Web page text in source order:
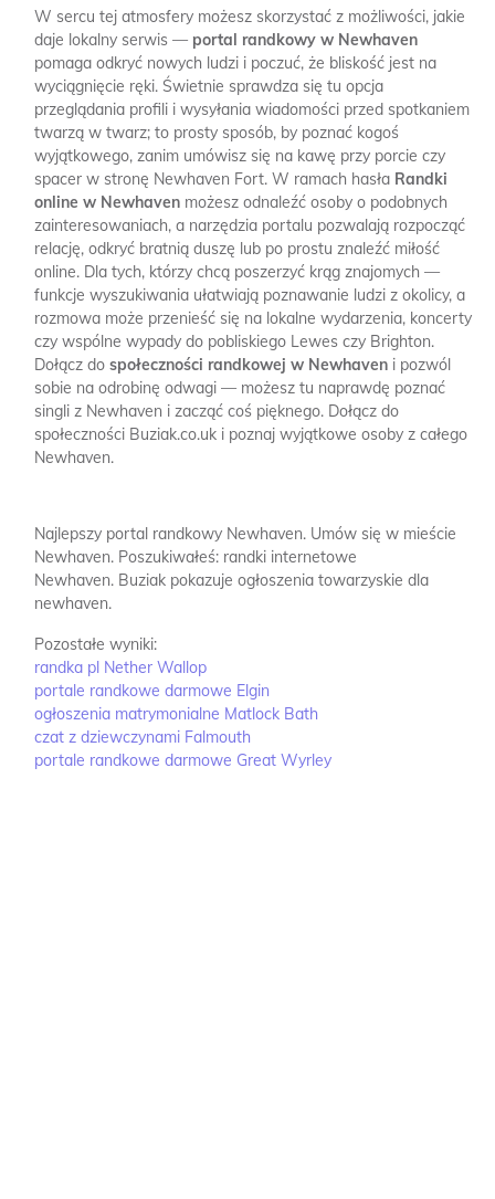
W sercu tej atmosfery możesz skorzystać z możliwości, jakie
daje lokalny serwis — portal randkowy w Newhaven
pomaga odkryć nowych ludzi i poczuć, że bliskość jest na
wyciągnięcie ręki. Świetnie sprawdza się tu opcja
przeglądania profili i wysyłania wiadomości przed spotkaniem
twarzą w twarz; to prosty sposób, by poznać kogoś
wyjątkowego, zanim umówisz się na kawę przy porcie czy
spacer w stronę Newhaven Fort. W ramach hasła Randki
online w Newhaven możesz odnaleźć osoby o podobnych
zainteresowaniach, a narzędzia portalu pozwalają rozpocząć
relację, odkryć bratnią duszę lub po prostu znaleźć miłość
online. Dla tych, którzy chcą poszerzyć krąg znajomych —
funkcje wyszukiwania ułatwiają poznawanie ludzi z okolicy, a
rozmowa może przenieść się na lokalne wydarzenia, koncerty
czy wspólne wypady do pobliskiego Lewes czy Brighton.
Dołącz do społeczności randkowej w Newhaven i pozwól
sobie na odrobinę odwagi — możesz tu naprawdę poznać
singli z Newhaven i zacząć coś pięknego. Dołącz do
społeczności Buziak.co.uk i poznaj wyjątkowe osoby z całego
Newhaven.
Najlepszy portal randkowy Newhaven. Umów się w mieście
Newhaven. Poszukiwałeś: randki internetowe
Newhaven. Buziak pokazuje ogłoszenia towarzyskie dla
newhaven.
Pozostałe wyniki:
randka pl Nether Wallop
portale randkowe darmowe Elgin
ogłoszenia matrymonialne Matlock Bath
czat z dziewczynami Falmouth
portale randkowe darmowe Great Wyrley